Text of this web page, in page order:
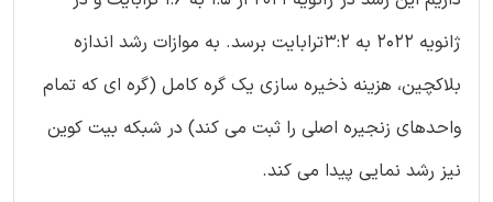
ژانویه 2022 به 3:2ترابایت برسد. به موازات رشد اندازه
بلاکچین، هزینه ذخیره سازی یک گره کامل (گره ای که تمام
واحدهای زنجیره اصلی را ثبت می کند) در شبکه بیت کوین
نیز رشد نمایی پیدا می کند.